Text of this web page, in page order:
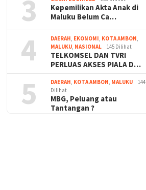
3
Kepemilikan Akta Anak di
Maluku Belum Ca…
4 DAERAH, EKONOMI, KOTA AMBON,
MALUKU, NASIONAL 145 Dilihat
TELKOMSEL DAN TVRI
PERLUAS AKSES PIALA D…
5 DAERAH, KOTA AMBON, MALUKU
144
Dilihat
MBG, Peluang atau
Tantangan ?